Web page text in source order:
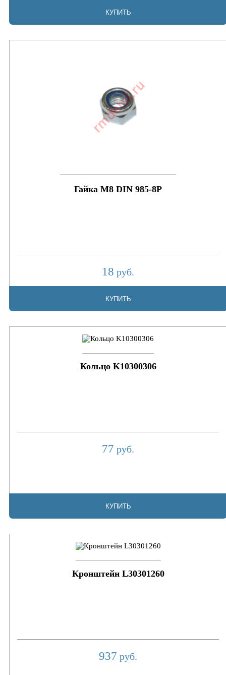
КУПИТЬ
Гайка М8 DIN 985-8P
18 руб.
КУПИТЬ
Кольцо K10300306
77 руб.
КУПИТЬ
Кронштейн L30301260
937 руб.